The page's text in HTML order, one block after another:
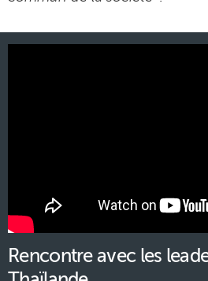
Rencontre avec les